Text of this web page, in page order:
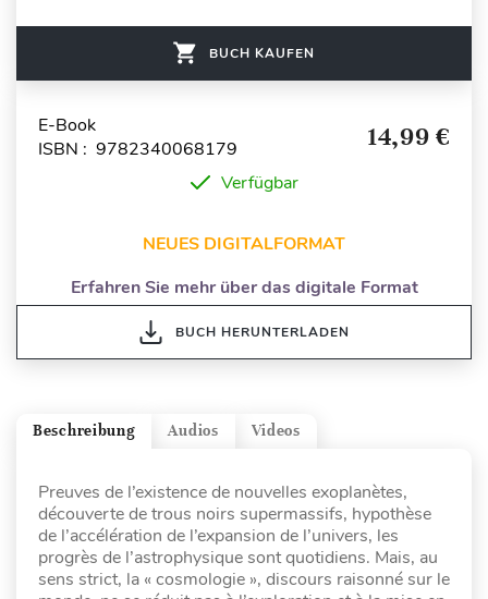
BUCH KAUFEN
E-Book
ISBN : 9782340068179
14,99 €
Verfügbar
NEUES DIGITALFORMAT
Erfahren Sie mehr über das digitale Format
BUCH HERUNTERLADEN
Videos
Audios
Beschreibung
Preuves de l’existence de nouvelles exoplanètes,
découverte de trous noirs supermassifs, hypothèse
de l’accélération de l’expansion de l’univers, les
progrès de l’astrophysique sont quotidiens. Mais, au
sens strict, la « cosmologie », discours raisonné sur le